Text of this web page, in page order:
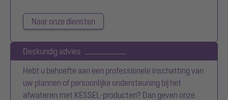
Naar onze diensten
Deskundig advies
Hebt u behoefte aan een professionele inschatting van
uw plannen of persoonlijke ondersteuning bij het
afwateren met KESSEL-producten? Dan geven onze